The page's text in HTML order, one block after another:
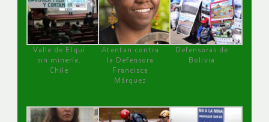
Valle de Elqui
sin minería.
Chile
Atentan contra
la Defensora
Francisca
Márquez
Defensoras de
Bolivia